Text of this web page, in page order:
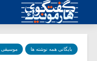
بایگانی همه نوشته ها موسیقی